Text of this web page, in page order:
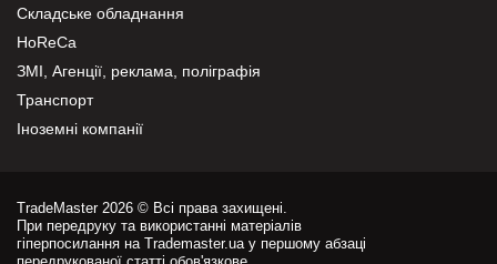
Складське обладнання
HoReCa
ЗМІ, Агенції, реклама, поліграфія
Транспорт
Іноземні компанії
TradeMaster 2026 © Всі права захищені.
При передруку та використанні матеріалів
гіперпосилання на Trademaster.ua у першому абзаці